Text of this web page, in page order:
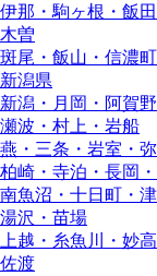
伊那・駒ヶ根・飯
木曽
斑尾・飯山・信濃
新潟県
新潟・月岡・阿賀野
瀬波・村上・岩船
燕・三条・岩室・
柏崎・寺泊・長岡
南魚沼・十日町・津
湯沢・苗場
上越・糸魚川・妙高
佐渡